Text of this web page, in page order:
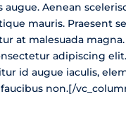
Aenean
mauris. Praesent
at malesuada
adipiscing
id augue iaculis,
non.[/